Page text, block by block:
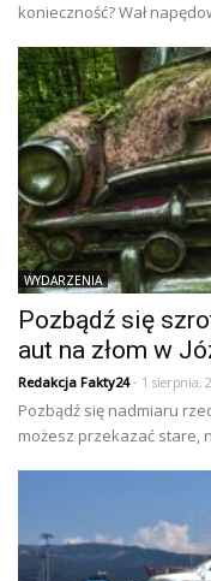
konieczność? Wał
WYDARZENIA
Pozbądź się
aut na złom w
Redakcja Fakty24- 1 sierpnia,
Pozbądź się nadmiaru
możesz przekazać stare,